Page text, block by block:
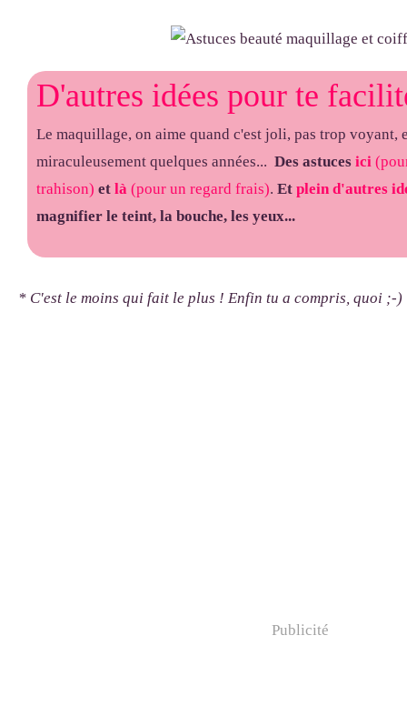
D'autres idées pour te
Le maquillage, on aime quand c'est joli, pas trop voyant,
miraculeusement quelques années... Des astuces ici
trahison) et là (pour un regard frais). Et plein d'autres
magnifier le teint, la bouche, les yeux...
* C'est le moins qui fait le plus ! Enfin tu a compris, quoi ;-)
Publicité